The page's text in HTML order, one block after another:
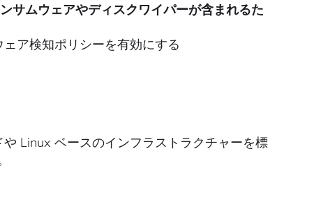
サムウェアやディスクワイパーが含まれるた
ア検知ポリシーを有効にする
Linux ベースのインフラストラクチャーを標